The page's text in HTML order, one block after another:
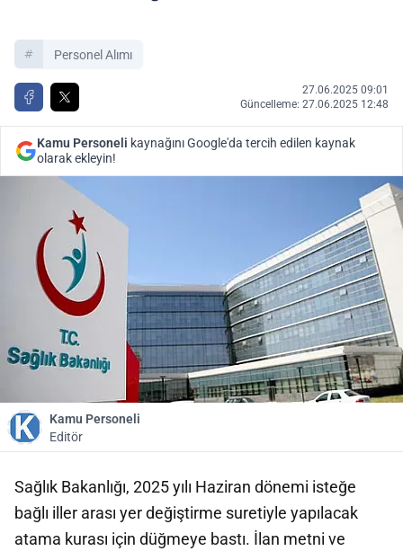
Personel Alımı
27.06.2025 09:01
Güncelleme: 27.06.2025 12:48
Kamu Personeli kaynağını Google'da tercih edilen kaynak
olarak ekleyin!
Kamu Personeli
Editör
Sağlık Bakanlığı, 2025 yılı Haziran dönemi isteğe
bağlı iller arası yer değiştirme suretiyle yapılacak
atama kurası için düğmeye bastı. İlan metni ve